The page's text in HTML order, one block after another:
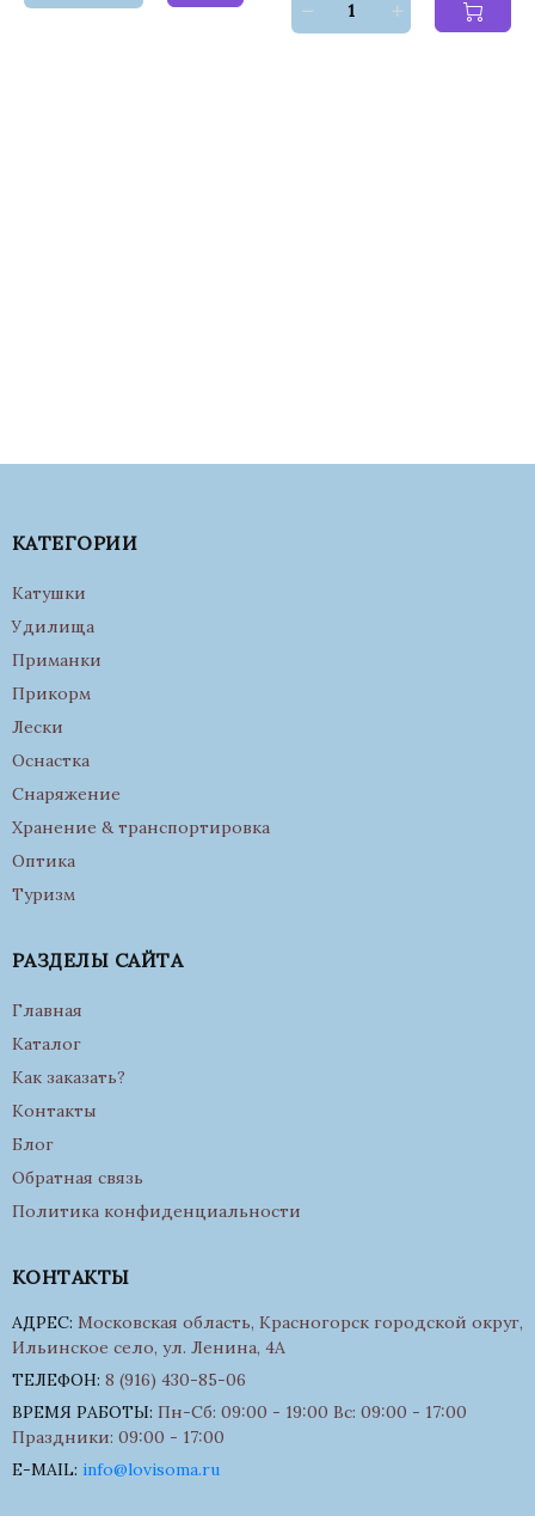
КАТЕГОРИИ
Катушки
Удилища
Приманки
Прикорм
Лески
Оснастка
Снаряжение
Хранение & транспортировка
Оптика
Туризм
РАЗДЕЛЫ САЙТА
Главная
Каталог
Как заказать?
Контакты
Блог
Обратная связь
Политика конфиденциальности
КОНТАКТЫ
АДРЕС: Московская область, Красногорск городской округ,
Ильинское село, ул. Ленина, 4А
ТЕЛЕФОН: 8 (916) 430-85-06
ВРЕМЯ РАБОТЫ: Пн-Сб: 09:00 - 19:00 Вс: 09:00 - 17:00
Праздники: 09:00 - 17:00
E-MAIL: info@lovisoma.ru